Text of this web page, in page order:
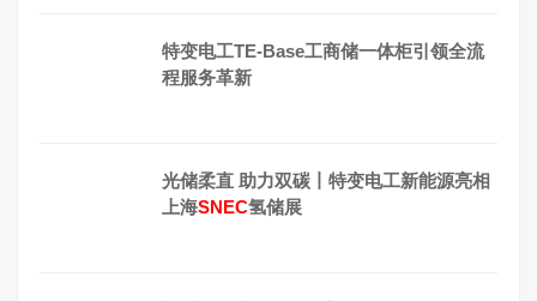
特变电工TE-Base工商储一体柜引领全流
程服务革新
光储柔直 助力双碳丨特变电工新能源亮相
上海SNEC氢储展